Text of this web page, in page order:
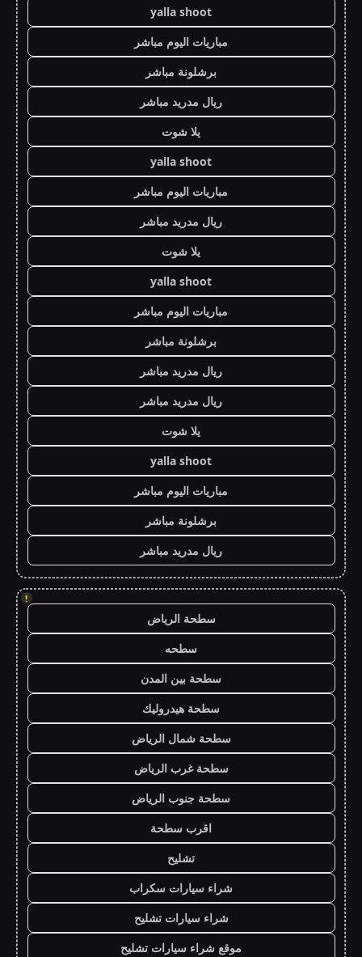
yalla shoot
مباريات اليوم مباشر
برشلونة مباشر
ريال مدريد مباشر
يلا شوت
yalla shoot
مباريات اليوم مباشر
ريال مدريد مباشر
يلا شوت
yalla shoot
مباريات اليوم مباشر
برشلونة مباشر
ريال مدريد مباشر
ريال مدريد مباشر
يلا شوت
yalla shoot
مباريات اليوم مباشر
برشلونة مباشر
ريال مدريد مباشر
!
سطحة الرياض
سطحه
سطحة بين المدن
سطحة هيدروليك
سطحة شمال الرياض
سطحة غرب الرياض
سطحة جنوب الرياض
اقرب سطحة
تشليح
شراء سيارات سكراب
شراء سيارات تشليح
موقع شراء سيارات تشليح